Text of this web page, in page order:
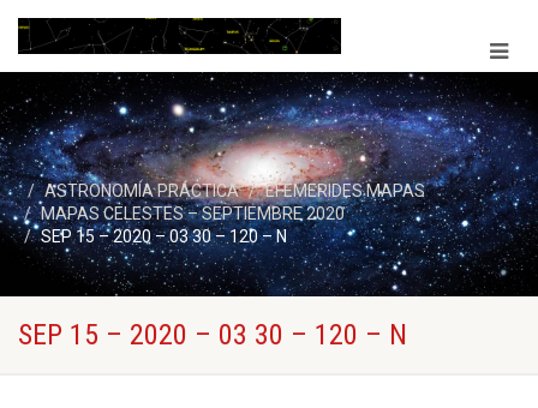
ASTRONOMÍA PRÁCTICA
EFEMERIDES MAPAS
MAPAS CELESTES – SEPTIEMBRE 2020
SEP 15 – 2020 – 03 30 – 120 – N
SEP 15 – 2020 – 03 30 – 120 – N